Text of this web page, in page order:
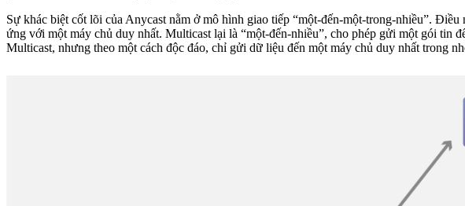
Sự khác biệt cốt lõi của Anycast nằm ở mô hình giao tiếp “một-đến-một-trong-nhiều”.
ứng với một máy chủ duy nhất. Multicast lại là “một-đến-nhiều”, cho phép gửi một gói tin
Multicast, nhưng theo một cách độc đáo, chỉ gửi dữ liệu đến một máy chủ duy nhất trong